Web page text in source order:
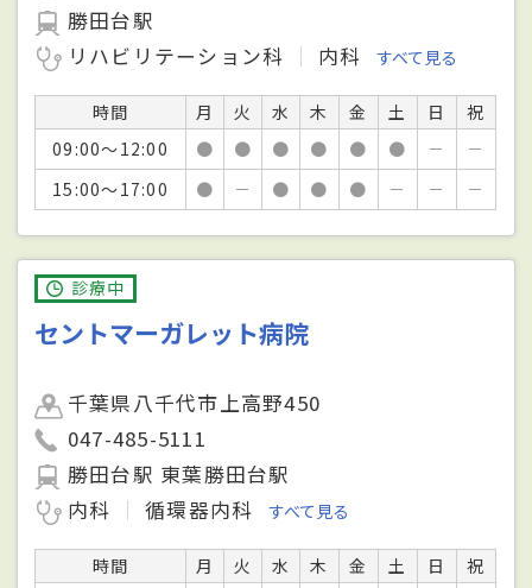
勝田台駅
リハビリテーション科
内科 すべて見る
時間 月 火 水 木 金 土 日
祝
09:00～12:00
● ● ● ● ● ● －
－
15:00～17:00
● － ● ● ● － － －
診療中
セントマーガレット病院
千葉県八千代市上高野450
047-485-5111
勝田台駅 東葉勝田台駅
内科
循環器内科 すべて見る
時間 月 火 水 木 金 土 日
祝